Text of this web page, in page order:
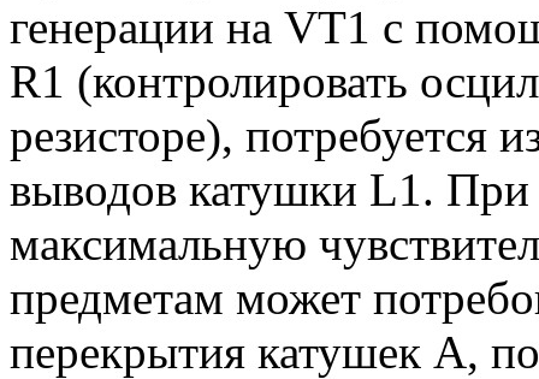
генерации на VT1 с
R1 (контролировать
резисторе), потребуется
выводов катушки L1. При
максимальную
предметам может
перекрытия катушек А,